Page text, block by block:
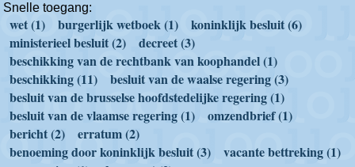
Snelle toegang:
wet (1) burgerlijk wetboek (1)
koninklijk besluit (6)
ministerieel besluit (2)
decreet (3)
beschikking van de rechtbank van koophandel (1)
beschikking (11)
besluit van de waalse regering (3)
besluit van de brusselse hoofdstedelijke regering (1)
besluit van de vlaamse regering (1)
omzendbrief (1)
bericht (2)
erratum (2)
benoeming door koninklijk besluit (3)
vacante bettreking (1)